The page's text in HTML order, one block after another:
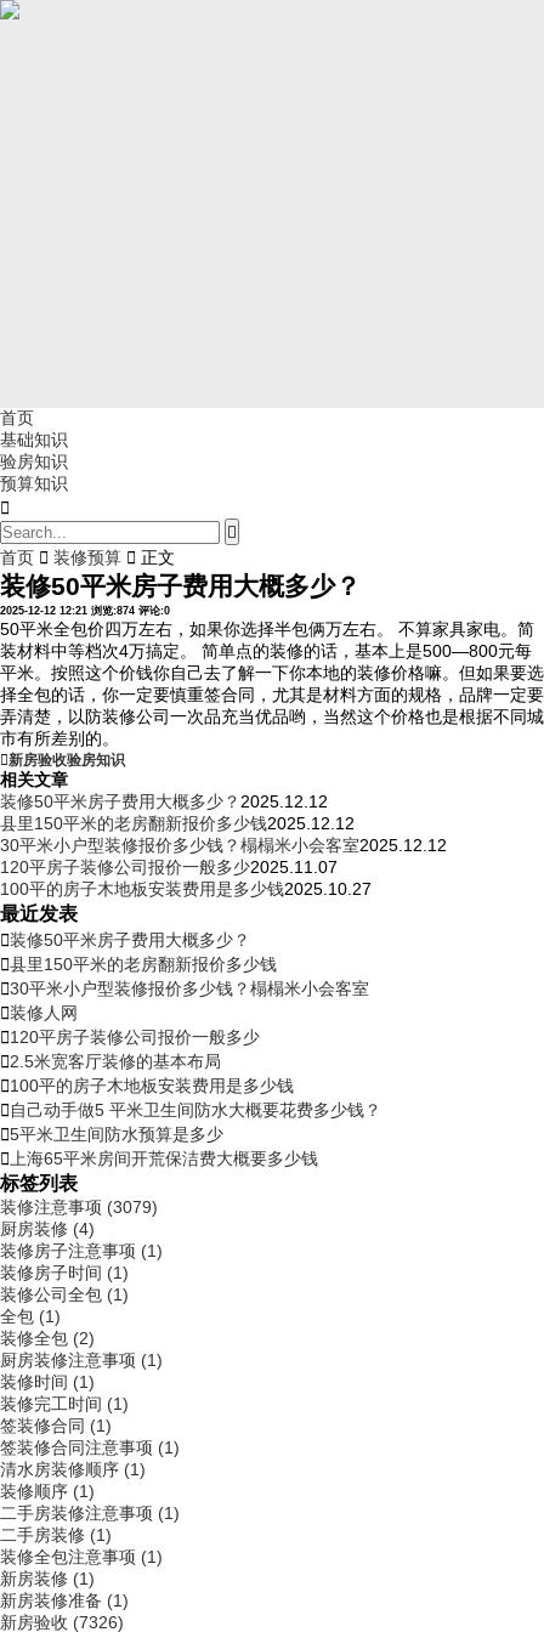
首页
基础知识
验房知识
预算知识


首页  装修预算  正文
装修50平米房子费用大概多少？
2025-12-12 12:21 浏览:874 评论:0
50平米全包价四万左右，如果你选择半包俩万左右。 不算家具家电。简
装材料中等档次4万搞定。 简单点的装修的话，基本上是500—800元每
平米。按照这个价钱你自己去了解一下你本地的装修价格嘛。但如果要选
择全包的话，你一定要慎重签合同，尤其是材料方面的规格，品牌一定要
弄清楚，以防装修公司一次品充当优品哟，当然这个价格也是根据不同城
市有所差别的。
新房验收验房知识
相关文章
装修50平米房子费用大概多少？ 2025.12.12
县里150平米的老房翻新报价多少钱2025.12.12
30平米小户型装修报价多少钱？榻榻米小会客室2025.12.12
120平房子装修公司报价一般多少2025.11.07
100平的房子木地板安装费用是多少钱2025.10.27
最近发表
装修50平米房子费用大概多少？
县里150平米的老房翻新报价多少钱
30平米小户型装修报价多少钱？榻榻米小会客室
装修人网
120平房子装修公司报价一般多少
2.5米宽客厅装修的基本布局
100平的房子木地板安装费用是多少钱
自己动手做5 平米卫生间防水大概要花费多少钱？
5平米卫生间防水预算是多少
 上海65平米房间开荒保洁费大概要多少钱
标签列表
装修注意事项 (3079)
厨房装修 (4)
装修房子注意事项 (1)
装修房子时间 (1)
装修公司全包 (1)
全包 (1)
装修全包 (2)
厨房装修注意事项 (1)
装修时间 (1)
装修完工时间 (1)
签装修合同 (1)
签装修合同注意事项 (1)
清水房装修顺序 (1)
装修顺序 (1)
二手房装修注意事项 (1)
二手房装修 (1)
装修全包注意事项 (1)
新房装修 (1)
新房装修准备 (1)
新房验收 (7326)